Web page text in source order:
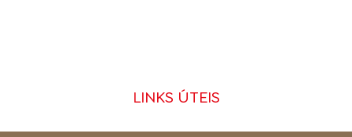
LINKS ÚTEIS